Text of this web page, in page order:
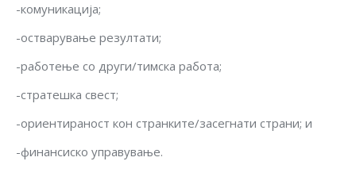
-комуникација;
-остварување резултати;
-работење со други/тимска работа;
-стратешка свест;
-ориентираност кон странките/засегнати страни; и
-финансиско управување.